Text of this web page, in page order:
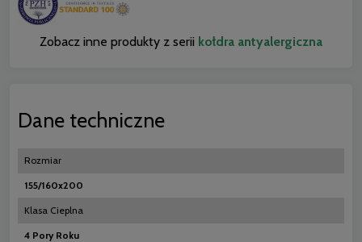
Zobacz inne produkty z serii kołdra antyalergiczna
Dane techniczne
Rozmiar
155/160x200
Klasa Cieplna
4 Pory Roku